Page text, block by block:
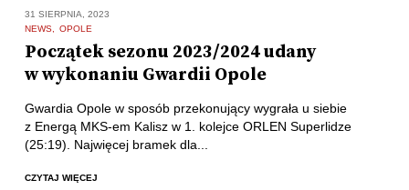
31 SIERPNIA, 2023
NEWS
OPOLE
Początek sezonu 2023/2024 udany
w wykonaniu Gwardii Opole
Gwardia Opole w sposób przekonujący wygrała u siebie
z Energą MKS-em Kalisz w 1. kolejce ORLEN Superlidze
(25:19). Najwięcej bramek dla...
CZYTAJ WIĘCEJ